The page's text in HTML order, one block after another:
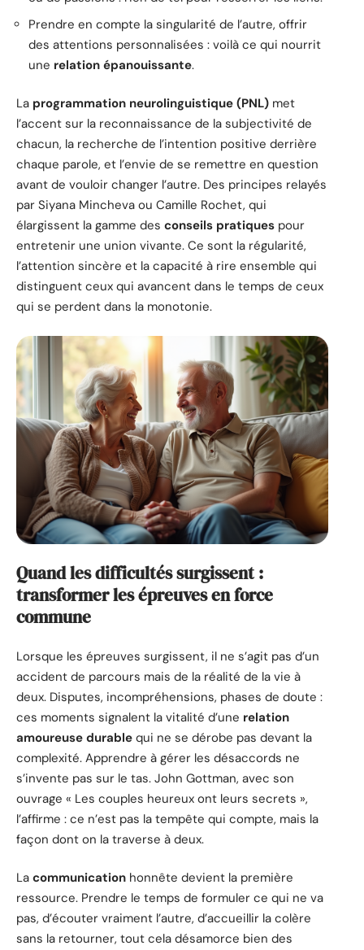
Prendre en compte la singularité de l’autre, offrir
des attentions personnalisées : voilà ce qui nourrit
une relation épanouissante.
La programmation neurolinguistique (PNL) met
l’accent sur la reconnaissance de la subjectivité de
chacun, la recherche de l’intention positive derrière
chaque parole, et l’envie de se remettre en question
avant de vouloir changer l’autre. Des principes relayés
par Siyana Mincheva ou Camille Rochet, qui
élargissent la gamme des conseils pratiques pour
entretenir une union vivante. Ce sont la régularité,
l’attention sincère et la capacité à rire ensemble qui
distinguent ceux qui avancent dans le temps de ceux
qui se perdent dans la monotonie.
Quand les difficultés surgissent :
transformer les épreuves en force
commune
Lorsque les épreuves surgissent, il ne s’agit pas d’un
accident de parcours mais de la réalité de la vie à
deux. Disputes, incompréhensions, phases de doute :
ces moments signalent la vitalité d’une relation
amoureuse durable qui ne se dérobe pas devant la
complexité. Apprendre à gérer les désaccords ne
s’invente pas sur le tas. John Gottman, avec son
ouvrage « Les couples heureux ont leurs secrets »,
l’affirme : ce n’est pas la tempête qui compte, mais la
façon dont on la traverse à deux.
La communication honnête devient la première
ressource. Prendre le temps de formuler ce qui ne va
pas, d’écouter vraiment l’autre, d’accueillir la colère
sans la retourner, tout cela désamorce bien des